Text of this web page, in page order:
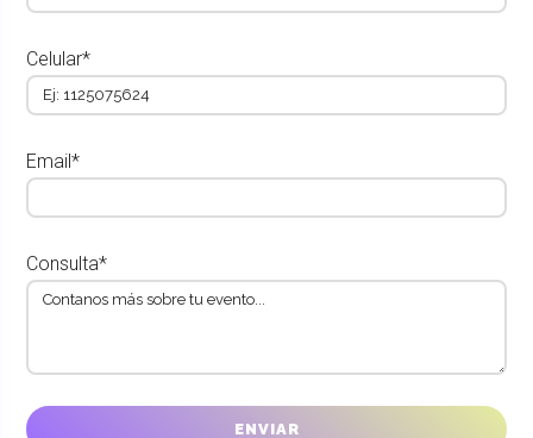
Celular*
Email*
Consulta*